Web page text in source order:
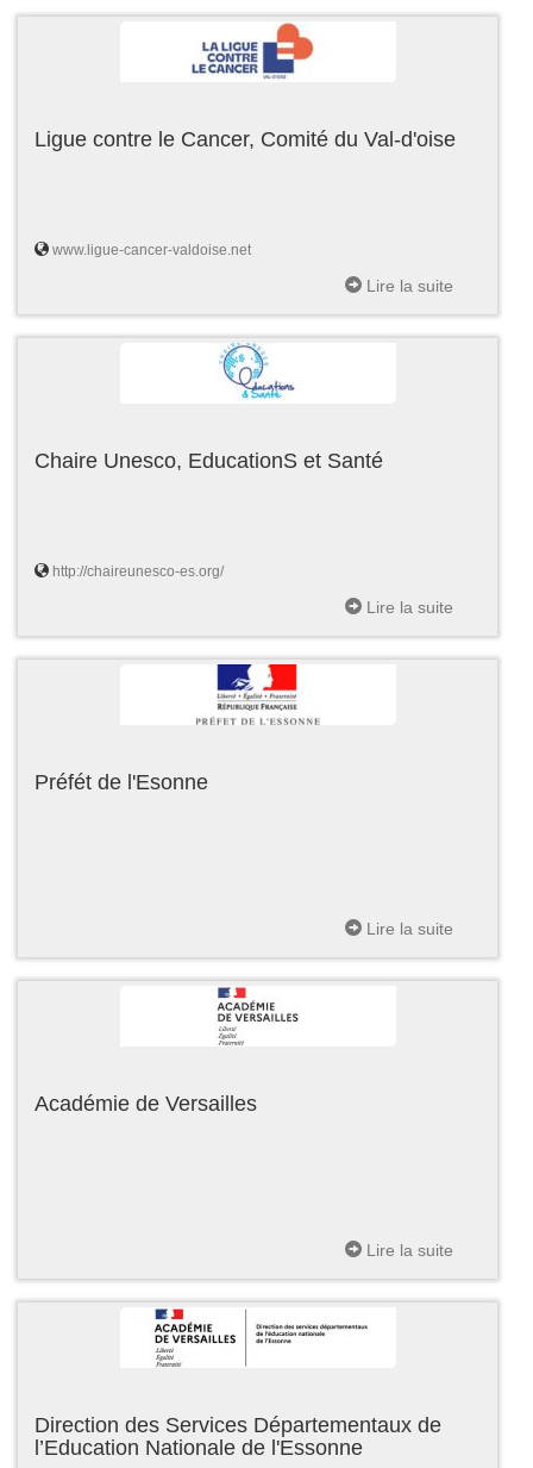
Ligue contre le Cancer, Comité du Val-d'oise
www.ligue-cancer-valdoise.net
Lire la suite
Chaire Unesco, EducationS et Santé
http://chaireunesco-es.org/
Lire la suite
Préfét de l'Esonne
Lire la suite
Académie de Versailles
Lire la suite
Direction des Services Départementaux de
l’Education Nationale de l'Essonne